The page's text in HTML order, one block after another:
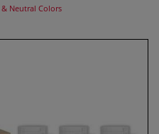
Neutral Colors